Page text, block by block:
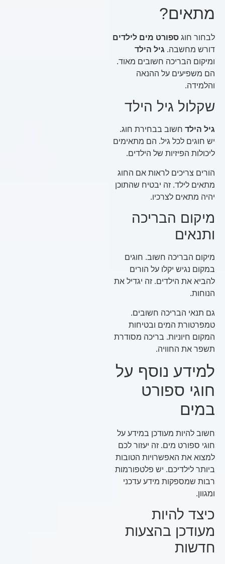
מתאים?
לבחור חוגספורט מים לילדים
דורש מחשבה.גיל הילד
ומיקום הבריכה חשובים מאוד.
הם משפיעים על ההנאה
והלמידה.
שקלול גיל הילד
גיל הילדחשוב בבחירת חוג.
יש חוגים לכל גיל. הם מתאימים
ליכולות הפיזיות של הילדים.
הורים צריכים לראות אם החוג
מתאים לילד. זה יבטיח שהתוכן
יהיה מתאים לצרכיו.
מיקום הבריכה
ותנאים
מיקום הבריכה חשוב. חוגים
במקום נגיש יקלו על הורים
להביא את הילדים. זה יגדיל את
הנוחות.
גם תנאי הבריכה חשובים.
טמפרטורת המים ובטיחות
המקום חיוניות. בריכה מסודרת
תשפר את החוויה.
למידע נוסף על
חוגי ספורט
במים
חשוב להיות מעודכן במידע על
חוגי ספורט מים. זה יעזור לכם
למצוא את האפשרויות הטובות
ביותר לילדיכם. יש פלטפורמות
רבות שמספקות מידע עדכני
ומגוון.
כיצד להיות
מעודכן בהצעות
חדשות